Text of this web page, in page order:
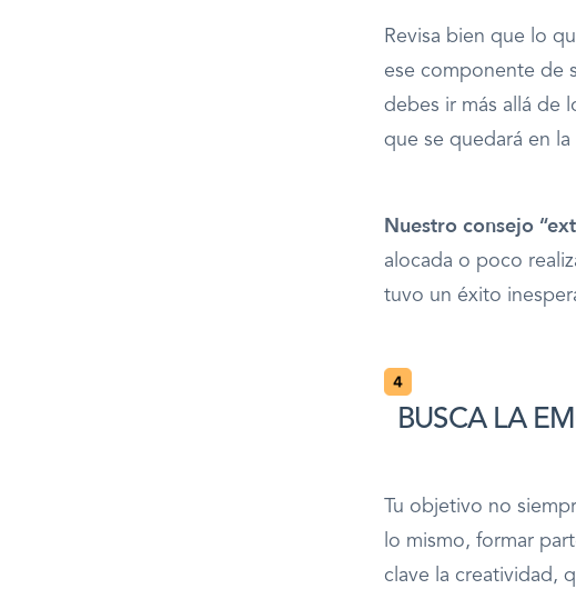
Revisa bien que lo
ese componente de
debes ir más allá de
que se quedará en
Nuestro consejo
alocada o poco
tuvo un éxito
BUSCA LA
Tu objetivo no
lo mismo, formar
clave la creatividad,